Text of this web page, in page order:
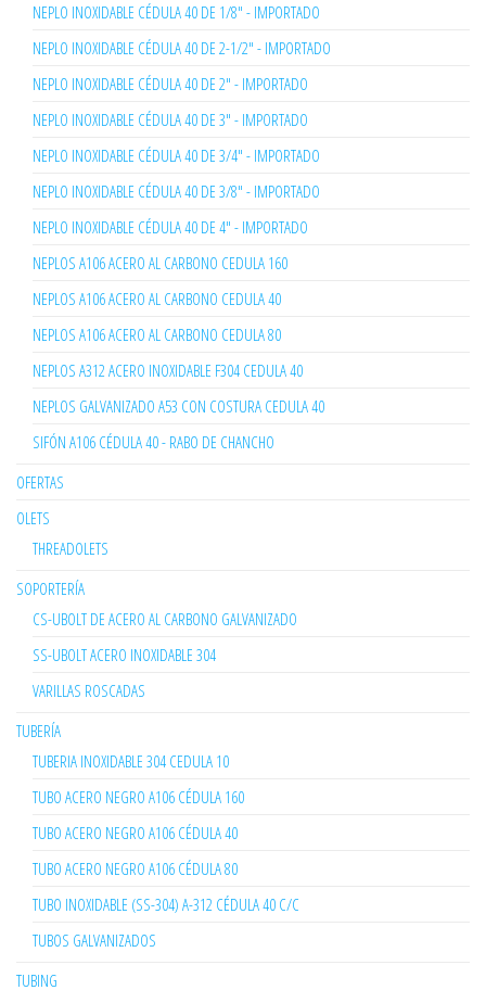
NEPLO INOXIDABLE CÉDULA 40 DE 1/8" - IMPORTADO
NEPLO INOXIDABLE CÉDULA 40 DE 2-1/2" - IMPORTADO
NEPLO INOXIDABLE CÉDULA 40 DE 2" - IMPORTADO
NEPLO INOXIDABLE CÉDULA 40 DE 3" - IMPORTADO
NEPLO INOXIDABLE CÉDULA 40 DE 3/4" - IMPORTADO
NEPLO INOXIDABLE CÉDULA 40 DE 3/8" - IMPORTADO
NEPLO INOXIDABLE CÉDULA 40 DE 4" - IMPORTADO
NEPLOS A106 ACERO AL CARBONO CEDULA 160
NEPLOS A106 ACERO AL CARBONO CEDULA 40
NEPLOS A106 ACERO AL CARBONO CEDULA 80
NEPLOS A312 ACERO INOXIDABLE F304 CEDULA 40
NEPLOS GALVANIZADO A53 CON COSTURA CEDULA 40
SIFÓN A106 CÉDULA 40 - RABO DE CHANCHO
OFERTAS
OLETS
THREADOLETS
SOPORTERÍA
CS-UBOLT DE ACERO AL CARBONO GALVANIZADO
SS-UBOLT ACERO INOXIDABLE 304
VARILLAS ROSCADAS
TUBERÍA
TUBERIA INOXIDABLE 304 CEDULA 10
TUBO ACERO NEGRO A106 CÉDULA 160
TUBO ACERO NEGRO A106 CÉDULA 40
TUBO ACERO NEGRO A106 CÉDULA 80
TUBO INOXIDABLE (SS-304) A-312 CÉDULA 40 C/C
TUBOS GALVANIZADOS
TUBING